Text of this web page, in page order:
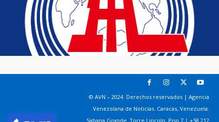
© AVN – 2024. Derechos reservados | Agencia
Venezolana de Noticias. Caracas, Venezuela.
Sabana Grande. Torre Lincoln, Piso 7 | +58 212